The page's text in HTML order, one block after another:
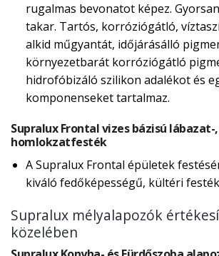
rugalmas bevonatot képez.
takar. Tartós, korróziógátló,
alkid műgyantát, időjárásálló
környezetbarát korróziógátló
hidrofóbizáló szilikon adalékot és
komponenseket tartalmaz.
Supralux Frontal vizes bázisú lábazat-
homlokzatfesték
A Supralux Frontal épületek
kiváló fedőképességű, kültéri
Supralux mélyalapozók
közelében